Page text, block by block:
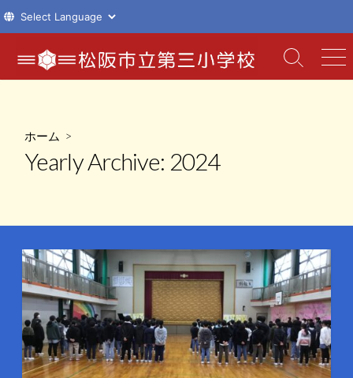
テ
検
索
メ
ニ
ホーム >
Yearly Archive: 2024